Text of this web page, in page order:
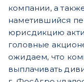
компании, а
наметившийся
юрисдикцию
головные
ожидаем, что
выплачивать